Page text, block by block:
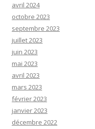
avril 2024
octobre 2023
septembre 2023
juillet 2023
juin 2023
mai 2023
avril 2023
mars 2023
février 2023
janvier 2023
décembre 2022